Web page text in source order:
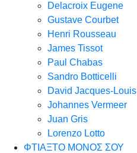
Delacroix Eugene
Gustave Courbet
Henri Rousseau
James Tissot
Paul Chabas
Sandro Botticelli
David Jacques-Louis
Johannes Vermeer
Juan Gris
Lorenzo Lotto
ΦΤΙΑΞΤΟ ΜΟΝΟΣ ΣΟΥ